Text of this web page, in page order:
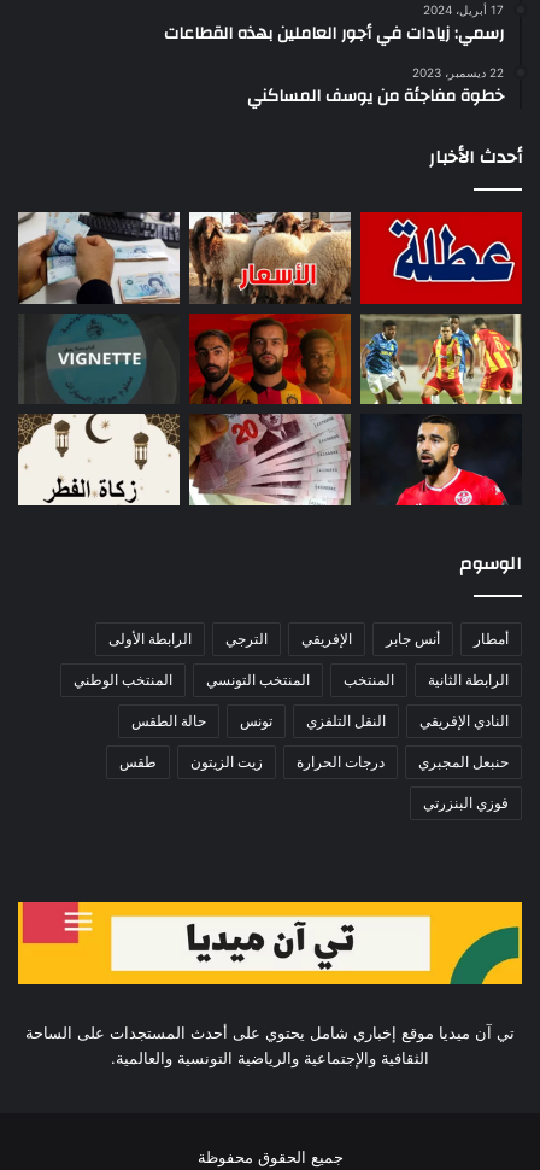
17 أبريل، 2024
رسمي: زيادات في أجور العاملين بهذه القطاعات
22 ديسمبر، 2023
خطوة مفاجئة من يوسف المساكني
أحدث الأخبار
الوسوم
أمطار أنس جابر الإفريقي الترجي الرابطة الأولى
الرابطة الثانية المنتخب المنتخب التونسي المنتخب الوطني
النادي الإفريقي النقل التلفزي تونس حالة الطقس
حنبعل المجبري درجات الحرارة زيت الزيتون طقس
فوزي البنزرتي
تي آن ميديا موقع إخباري شامل يحتوي على أحدث المستجدات على الساحة
الثقافية والإجتماعية والرياضية التونسية والعالمية.
جميع الحقوق محفوظة